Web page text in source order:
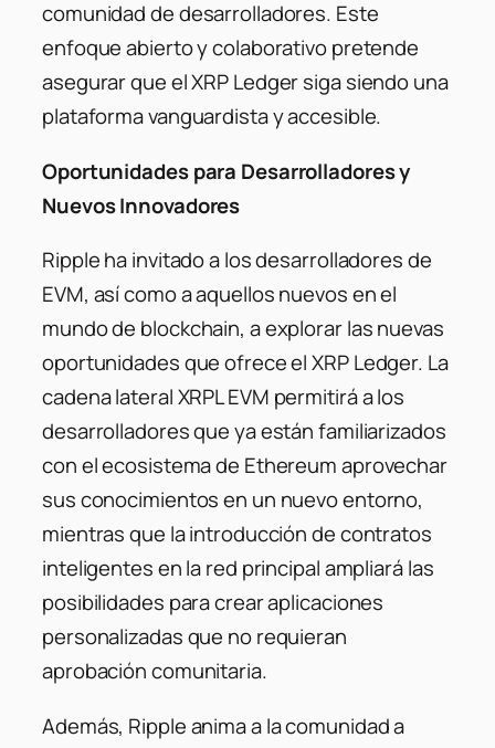
comunidad de desarrolladores. Este
enfoque abierto y colaborativo pretende
asegurar que el XRP Ledger siga siendo una
plataforma vanguardista y accesible.
Oportunidades para Desarrolladores y
Nuevos Innovadores
Ripple ha invitado a los desarrolladores de
EVM, así como a aquellos nuevos en el
mundo de blockchain, a explorar las nuevas
oportunidades que ofrece el XRP Ledger. La
cadena lateral XRPL EVM permitirá a los
desarrolladores que ya están familiarizados
con el ecosistema de Ethereum aprovechar
sus conocimientos en un nuevo entorno,
mientras que la introducción de contratos
inteligentes en la red principal ampliará las
posibilidades para crear aplicaciones
personalizadas que no requieran
aprobación comunitaria.
Además, Ripple anima a la comunidad a